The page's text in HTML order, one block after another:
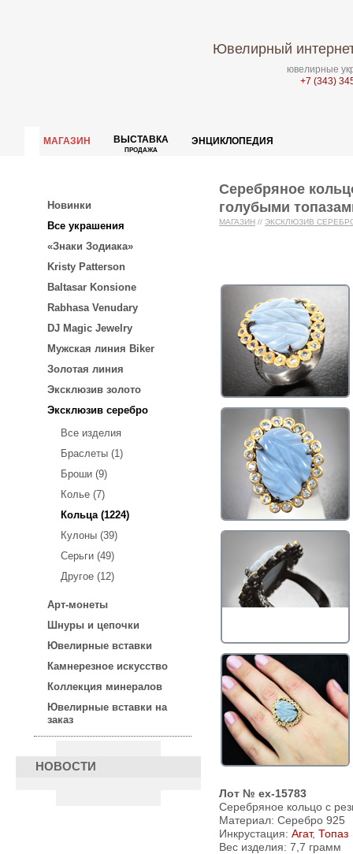
Ювелирный
ювелирные
+7 (343)
МАГАЗИН ВЫСТАВКА
ПРОДАЖА
ЭНЦИКЛОПЕДИЯ
Новинки
Все украшения
«Знаки Зодиака»
Kristy Patterson
Baltasar Konsione
Rabhasa Venudary
DJ Magic Jewelry
Мужская линия Biker
Золотая линия
Эксклюзив золото
Эксклюзив серебро
Все изделия
Браслеты (1)
Броши (9)
Колье (7)
Кольца (1224)
Кулоны (39)
Серьги (49)
Другое (12)
Арт-монеты
Шнуры и цепочки
Ювелирные вставки
Камнерезное искусство
Коллекция минералов
Ювелирные вставки на
заказ
НОВОСТИ
Серебряное
голубыми
МАГАЗИН // ЭКСКЛЮЗИВ
Лот № ex-15783
Серебряное кольцо с
Материал: Серебро 925
Инкрустация: Агат, Топаз
Вес изделия: 7,7 грамм